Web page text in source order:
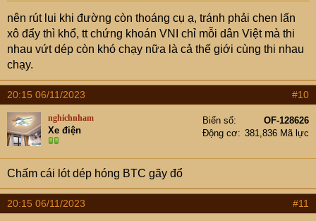
nên rút lui khi đường còn thoáng cụ ạ, tránh phải chen lấn
xô đẩy thì khổ, tt chứng khoán VNI chỉ mỗi dân Việt mà thi
nhau vứt dép còn khó chạy nữa là cả thế giới cùng thi nhau
chạy.
20:15 06/11/2023 #10
nghichnham
Xe điện
Biển số
OF-128626
Động cơ
381,836 Mã lực
Chấm cái lót dép hóng BTC gãy đổ
20:15 06/11/2023 #11